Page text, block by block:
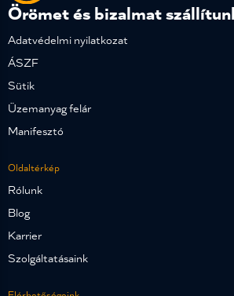
Örömet és bizalmat
Adatvédelmi nyilatkozat
ÁSZF
Sütik
Üzemanyag felár
Manifesztó
Oldaltérkép
Rólunk
Blog
Karrier
Szolgáltatásaink